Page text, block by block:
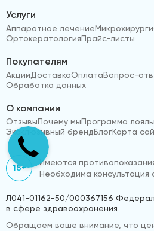
Услуги
Аппаратное лечение
ОртокератологияПрайс-листы
Покупателям
АкцииДоставкаОплатаВопрос-
Обработка данных
О компании
ОтзывыПочему мыПрограмма
Эксклюзивный брендБлогКарта
18+
Имеются
Необходима консультация
Л041-01162-50/000367156
в сфере здравоохранения
Обращаем ваше внимание, что